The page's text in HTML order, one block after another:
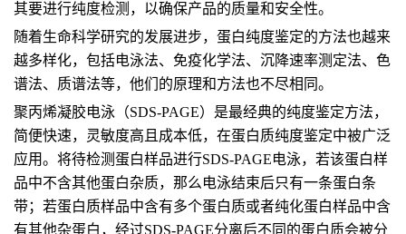
其要进行纯度检测，以确保产品的质量和安全性。
随着生命科学研究的发展进步，蛋白纯度鉴定的方法也越来
越多样化，包括电泳法、免疫化学法、沉降速率测定法、色
谱法、质谱法等，他们的原理和方法也不尽相同。
聚丙烯凝胶电泳（SDS-PAGE）是最经典的纯度鉴定方法，
简便快速，灵敏度高且成本低，在蛋白质纯度鉴定中被广泛
应用。将待检测蛋白样品进行SDS-PAGE电泳，若该蛋白样
品中不含其他蛋白杂质，那么电泳结束后只有一条蛋白条
带；若蛋白质样品中含有多个蛋白质或者纯化蛋白样品中含
有其他杂蛋白，经过SDS-PAGE分离后不同的蛋白质会被分